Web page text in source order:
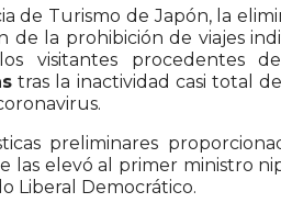
de Turismo de Japón, la
de la prohibición de viajes
visitantes procedentes
tras la inactividad casi total
preliminares
las elevó al primer ministro
Liberal Democrático.